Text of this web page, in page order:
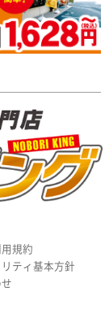
規約
ティ基本方針